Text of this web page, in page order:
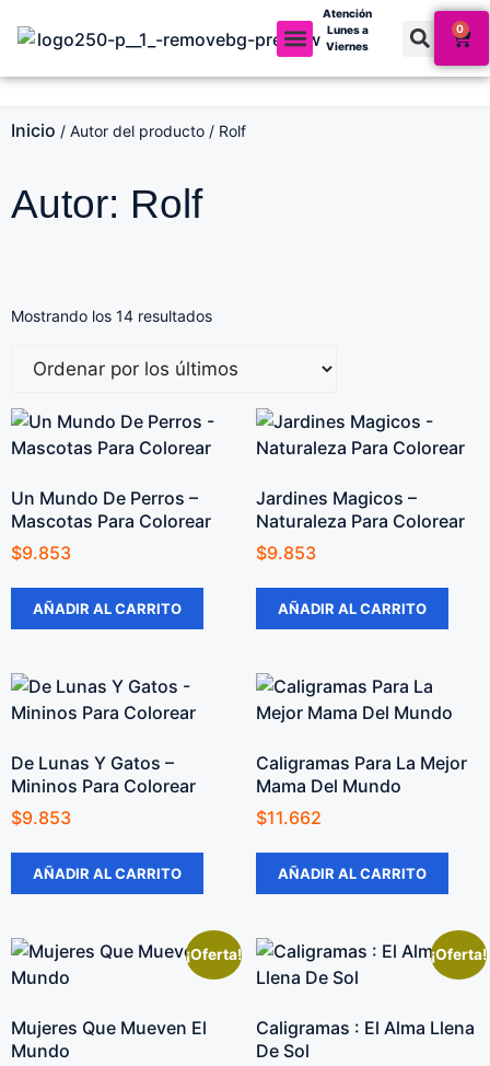
Atención
Lunes a
Viernes
0
Inicio / Autor del producto / Rolf
Autor: Rolf
Mostrando los 14 resultados
Un Mundo De Perros –
Mascotas Para Colorear
$9.853
AÑADIR AL CARRITO
Jardines Magicos –
Naturaleza Para Colorear
$9.853
AÑADIR AL CARRITO
De Lunas Y Gatos –
Mininos Para Colorear
$9.853
AÑADIR AL CARRITO
Caligramas Para La Mejor
Mama Del Mundo
$11.662
AÑADIR AL CARRITO
¡Oferta!
Mujeres Que Mueven El
Mundo
¡Oferta!
Caligramas : El Alma Llena
De Sol